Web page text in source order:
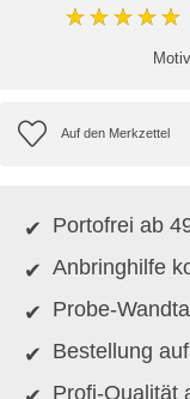
★★★★★
Portofrei ab
Anbringhilfe
Probe-
Bestellung
Profi-Qualität